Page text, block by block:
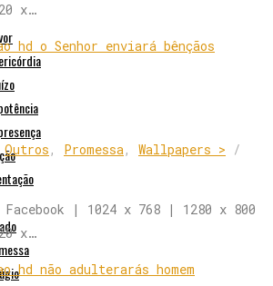
x…
Outros , Promessa, Wallpapers > /
| 1024 x 768 | 1280 x 800
x…